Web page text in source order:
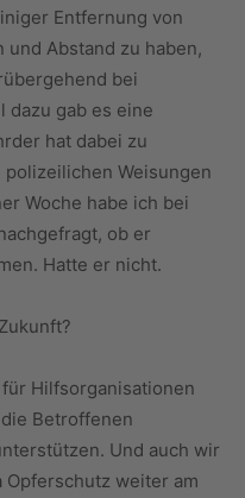
Entfernung von
Abstand zu haben,
bei
dazu gab es eine
hat dabei zu
Weisungen
Woche habe ich bei
ob er
Hatte er nicht.
Hilfsorganisationen
Betroffenen
Und auch wir
Opferschutz weiter am